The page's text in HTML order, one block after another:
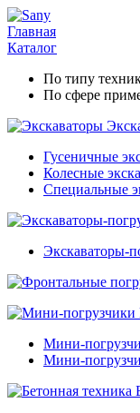
Главная
Каталог
По типу
По сфере
Гусеничные
Колесные
Специальные
Экскаваторы-
Мини-
Мини-